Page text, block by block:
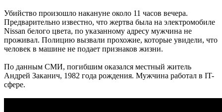
Убийство произошло накануне около 11 часов вечера.
Предварительно известно, что жертва была на электромобиле
Nissan белого цвета, по указанному адресу мужчина не
проживал. Полицию вызвали прохожие, которые увидели, что
человек в машине не подает признаков жизни.
По данным СМИ, погибшим оказался местный житель
Андрей Заканич, 1982 года рождения. Мужчина работал в IT-
сфере.